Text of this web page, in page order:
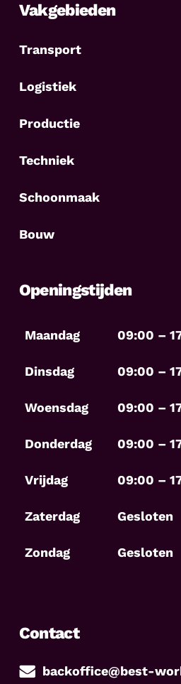
Vakgebieden
Transport
Logistiek
Productie
Techniek
Schoonmaak
Bouw
Openingstijden
Maandag 09:00 –
Dinsdag 09:00 –
Woensdag 09:00 –
Donderdag 09:00 –
Vrijdag 09:00 –
Zaterdag Gesloten
Zondag Gesloten
Contact
backoffice@best-